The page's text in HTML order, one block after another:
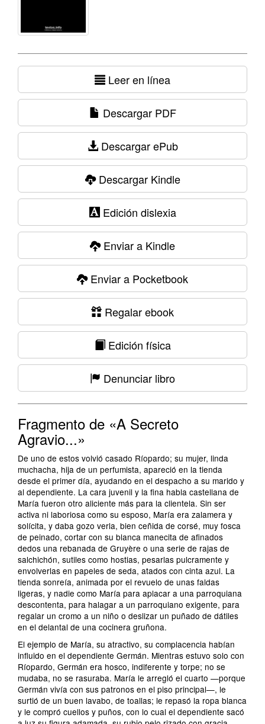
Leer en línea
Descargar PDF
Descargar ePub
Descargar Kindle
Edición dislexia
Enviar a Kindle
Enviar a Pocketbook
Regalar ebook
Edición física
Denunciar libro
Fragmento de «A Secreto
Agravio...»
De uno de estos volvió casado Ríopardo; su mujer, linda
muchacha, hija de un perfumista, apareció en la tienda
desde el primer día, ayudando en el despacho a su marido y
al dependiente. La cara juvenil y la fina habla castellana de
María fueron otro aliciente más para la clientela. Sin ser
activa ni laboriosa como su esposo, María era zalamera y
solícita, y daba gozo verla, bien ceñida de corsé, muy fosca
de peinado, cortar con su blanca manecita de afinados
dedos una rebanada de Gruyère o una serie de rajas de
salchichón, sutiles como hostias, pesarlas pulcramente y
envolverlas en papeles de seda, atados con cinta azul. La
tienda sonreía, animada por el revuelo de unas faldas
ligeras, y nadie como María para aplacar a una parroquiana
descontenta, para halagar a un parroquiano exigente, para
regalar un cromo a un niño o deslizar un puñado de dátiles
en el delantal de una cocinera gruñona.
El ejemplo de María, su atractivo, su complacencia habían
influido en el dependiente Germán. Mientras estuvo solo con
Ríopardo, Germán era hosco, indiferente y torpe; no se
mudaba, no se rasuraba. María le arregló el cuarto —porque
Germán vivía con sus patronos en el piso principal—, le
surtió de un buen lavabo, de toallas; le repasó la ropa blanca
y le compró cuellos y puños, con lo cual el dependiente sacó